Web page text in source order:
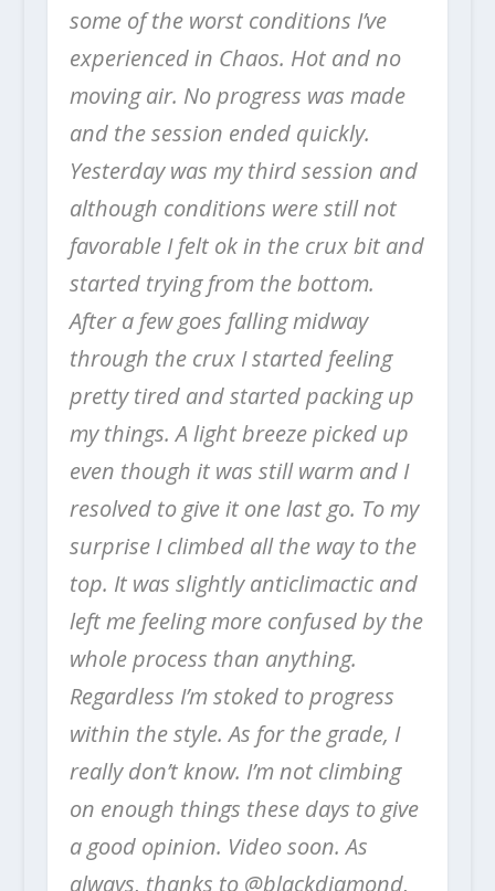
some of the worst conditions I’ve
experienced in Chaos. Hot and no
moving air. No progress was made
and the session ended quickly.
Yesterday was my third session and
although conditions were still not
favorable I felt ok in the crux bit and
started trying from the bottom.
After a few goes falling midway
through the crux I started feeling
pretty tired and started packing up
my things. A light breeze picked up
even though it was still warm and I
resolved to give it one last go. To my
surprise I climbed all the way to the
top. It was slightly anticlimactic and
left me feeling more confused by the
whole process than anything.
Regardless I’m stoked to progress
within the style. As for the grade, I
really don’t know. I’m not climbing
on enough things these days to give
a good opinion. Video soon. As
always, thanks to @blackdiamond,